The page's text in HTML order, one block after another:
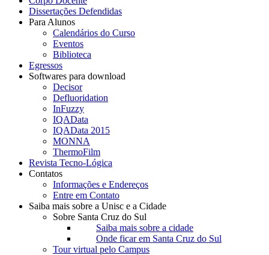
Dissertações Defendidas
Para Alunos
Calendários do Curso
Eventos
Biblioteca
Egressos
Softwares para download
Decisor
Defluoridation
InFuzzy
IQAData
IQAData 2015
MONNA
ThermoFilm
Revista Tecno-Lógica
Contatos
Informações e Endereços
Entre em Contato
Saiba mais sobre a Unisc e a Cidade
Sobre Santa Cruz do Sul
Saiba mais sobre a cidade
Onde ficar em Santa Cruz do Sul
Tour virtual pelo Campus